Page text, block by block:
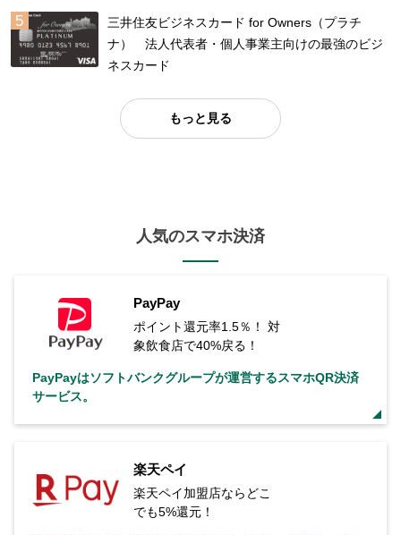
三井住友ビジネスカード for Owners（プラチ
ナ） 法人代表者・個人事業主向けの最強のビジ
ネスカード
もっと見る
人気のスマホ決済
PayPay
ポイント還元率1.5％！ 対
象飲食店で40%戻る！
PayPayはソフトバンクグループが運営するスマホQR決済
サービス。
楽天ペイ
楽天ペイ加盟店ならどこ
でも5%還元！